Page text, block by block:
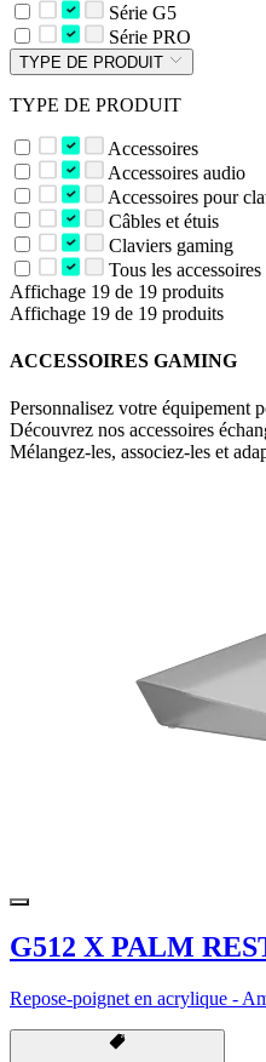
Série G5
Série PRO
TYPE DE PRODUIT
TYPE DE PRODUIT
Accessoires
Accessoires audio
Accessoires pour
Câbles et étuis
Claviers gaming
Tous les accessoires
Affichage 19 de 19 produits
Affichage 19 de 19 produits
ACCESSOIRES GAMING
Personnalisez votre équipement
Découvrez nos accessoires
Mélangez-les, associez-les et
G512 X PALM
Repose-poignet en acrylique -